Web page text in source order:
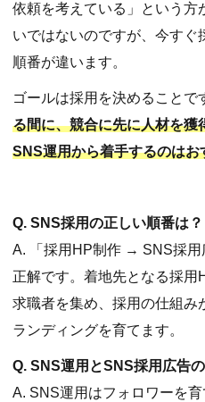
依頼を考えている」という方
いではないのですが、今す
順番が違います。
ゴールは採用を決めることで
る間に、競合に先に人材を獲
SNS運用から着手するのはお
Q. SNS採用の正しい順番は？
A. 「採用HP制作 → SNS採
正解です。着地先となる採
求職者を集め、採用の仕組
ランディングを育てます。
Q. SNS運用とSNS採用広告
A. SNS運用はフォロワーを